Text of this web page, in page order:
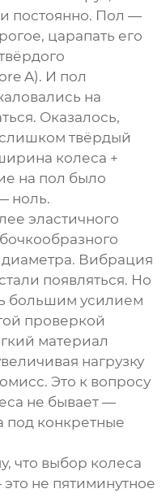
постоянно. Пол —
царапать его
A). И пол
на
Оказалось,
твёрдый
колеса +
на пол было
ноль.
эластичного
Вибрация
появляться. Но
большим усилием
проверкой
материал
нагрузку
Это к вопросу
не бывает —
под конкретные
что выбор колеса
не пятиминутное